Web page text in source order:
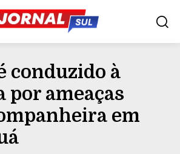
conduzido à
por ameaças
em